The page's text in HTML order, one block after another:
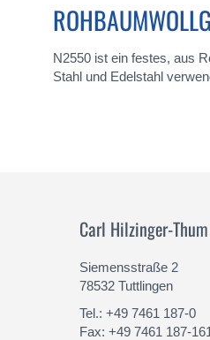
N2550 ist ein festes, aus
Stahl und Edelstahl
Carl Hilzinger-
Siemensstraße 2
78532 Tuttlingen
Tel.: +49 7461 187-0
Fax: +49 7461 187-161